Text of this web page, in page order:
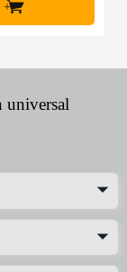
+
universal